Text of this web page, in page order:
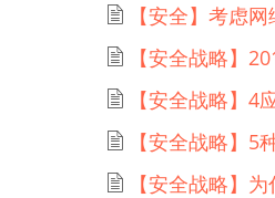
【安全】考虑
【安全战略】
【安全战略】
【安全战略】5
【安全战略】